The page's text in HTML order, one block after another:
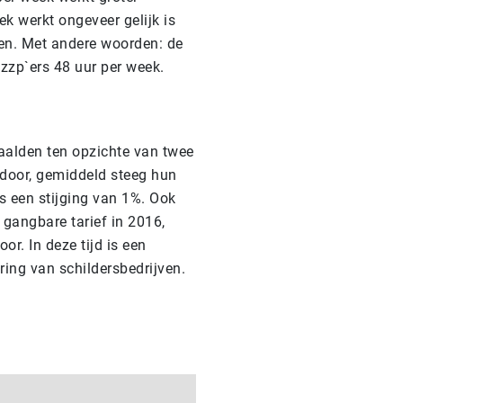
werkt ongeveer gelijk is
Met andere woorden: de
48 uur per week.
ten opzichte van twee
gemiddeld steeg hun
een stijging van 1%. Ook
tarief in 2016,
In deze tijd is een
van schildersbedrijven.